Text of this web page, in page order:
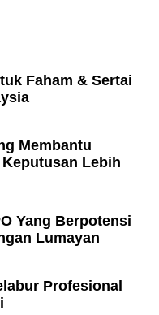
Faham & Sertai
Membantu
Lebih
Yang Berpotensi
Lumayan
Profesional